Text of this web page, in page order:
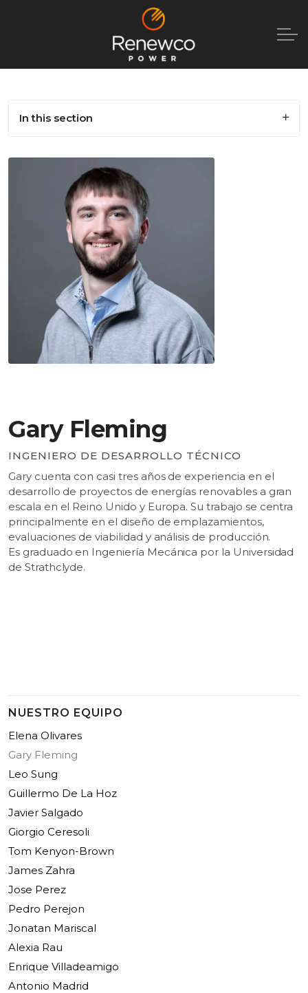
In this section
Gary Fleming
INGENIERO DE DESARROLLO TÉCNICO
Gary cuenta con casi tres años de experiencia en el
desarrollo de proyectos de energías renovables a gran
escala en el Reino Unido y Europa. Su trabajo se centra
principalmente en el diseño de emplazamientos,
evaluaciones de viabilidad y análisis de producción.
Es graduado en Ingeniería Mecánica por la Universidad
de Strathclyde.
NUESTRO EQUIPO
Elena Olivares
Gary Fleming
Leo Sung
Guillermo De La Hoz
Javier Salgado
Giorgio Ceresoli
Tom Kenyon-Brown
James Zahra
Jose Perez
Pedro Perejon
Jonatan Mariscal
Alexia Rau
Enrique Villadeamigo
Antonio Madrid